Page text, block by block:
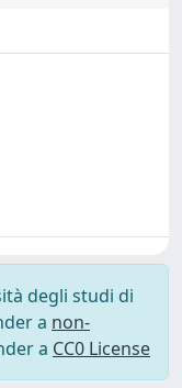
degli studi di
a non-
a CC0 License